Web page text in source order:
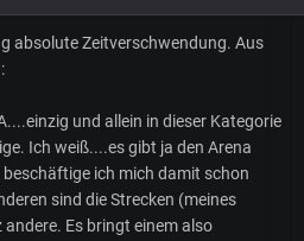
absolute Zeitverschwendung. Aus
und allein in dieser Kategorie
Ich weiß....es gibt ja den Arena
ich mich damit schon
sind die Strecken (meines
Es bringt einem also